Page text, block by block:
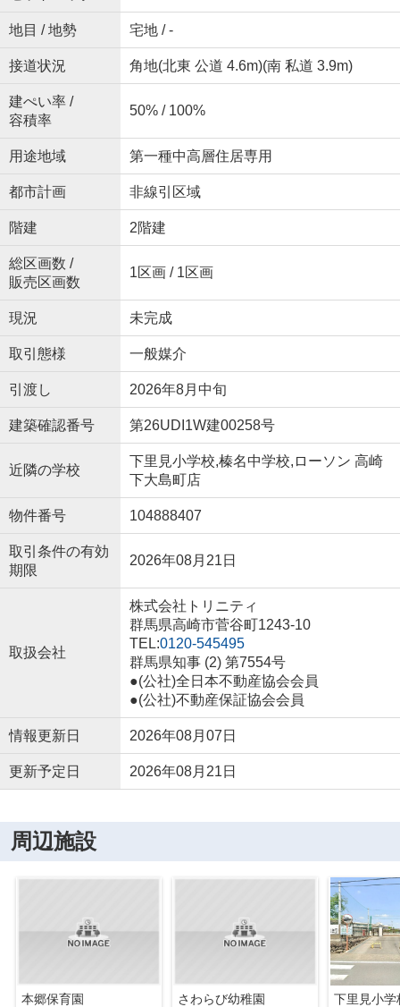
地目 / 地勢 宅地 / -
接道状況 角地(北東 公道 4.6m)(南 私道 3.9m)
建ぺい率 /
容積率
50% / 100%
用途地域 第一種中高層住居専用
都市計画 非線引区域
階建 2階建
総区画数 /
販売区画数
1区画 / 1区画
現況 未完成
取引態様 一般媒介
引渡し 2026年8月中旬
建築確認番号 第26UDI1W建00258号
近隣の学校
下里見小学校,榛名中学校,ローソン 高崎
下大島町店
物件番号 104888407
取引条件の有効
期限
2026年08月21日
取扱会社
株式会社トリニティ
群馬県高崎市菅谷町1243-10
TEL:0120-545495
群馬県知事 (2) 第7554号
●(公社)全日本不動産協会会員
●(公社)不動産保証協会会員
情報更新日 2026年08月07日
更新予定日 2026年08月21日
周辺施設
本郷保育園
さわらび幼稚園
下里見小学